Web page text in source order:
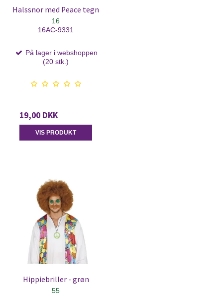
Halssnor med Peace tegn
16
16AC-9331
På lager i webshoppen
(20 stk.)
19,00 DKK
VIS PRODUKT
Hippiebriller - grøn
55